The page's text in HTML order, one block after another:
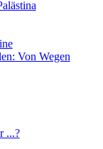
Von Wegen
...?